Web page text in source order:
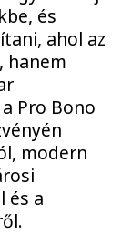
és
ahol az
hanem
Pro Bono
modern
és a